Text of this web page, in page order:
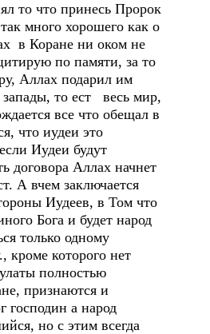
то что принесь Пророк
много хорошего как о
в Коране ни оком не
по памяти, за то
Аллах подарил им
то ест весь мир,
все что обещал в
что иудеи это
Иудеи будут
договора Аллах начнет
А вчем заключается
Иудеев, в Том что
Бога и будет народ
только одному
которого нет
полностью
признаются и
господин а народ
но с этим всегда